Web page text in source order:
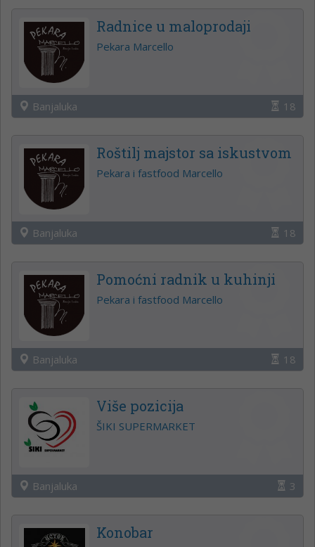
Radnice u maloprodaji
Pekara Marcello
Banjaluka 18
Roštilj majstor sa iskustvom
Pekara i fastfood Marcello
Banjaluka 18
Pomoćni radnik u kuhinji
Pekara i fastfood Marcello
Banjaluka 18
Više pozicija
ŠIKI SUPERMARKET
Banjaluka 3
Konobar